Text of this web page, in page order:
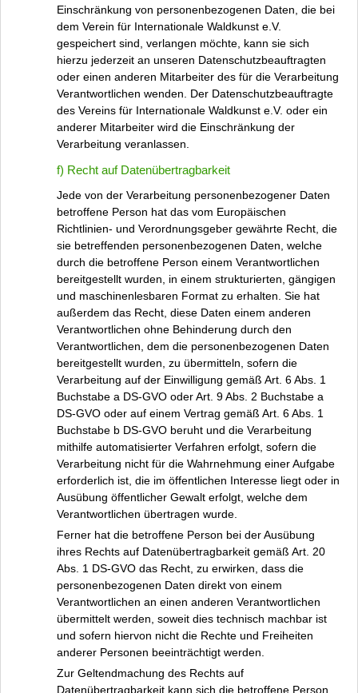
Einschränkung von personenbezogenen Daten, die bei
dem Verein für Internationale Waldkunst e.V.
gespeichert sind, verlangen möchte, kann sie sich
hierzu jederzeit an unseren Datenschutzbeauftragten
oder einen anderen Mitarbeiter des für die Verarbeitung
Verantwortlichen wenden. Der Datenschutzbeauftragte
des Vereins für Internationale Waldkunst e.V. oder ein
anderer Mitarbeiter wird die Einschränkung der
Verarbeitung veranlassen.
f) Recht auf Datenübertragbarkeit
Jede von der Verarbeitung personenbezogener Daten
betroffene Person hat das vom Europäischen
Richtlinien- und Verordnungsgeber gewährte Recht, die
sie betreffenden personenbezogenen Daten, welche
durch die betroffene Person einem Verantwortlichen
bereitgestellt wurden, in einem strukturierten, gängigen
und maschinenlesbaren Format zu erhalten. Sie hat
außerdem das Recht, diese Daten einem anderen
Verantwortlichen ohne Behinderung durch den
Verantwortlichen, dem die personenbezogenen Daten
bereitgestellt wurden, zu übermitteln, sofern die
Verarbeitung auf der Einwilligung gemäß Art. 6 Abs. 1
Buchstabe a DS-GVO oder Art. 9 Abs. 2 Buchstabe a
DS-GVO oder auf einem Vertrag gemäß Art. 6 Abs. 1
Buchstabe b DS-GVO beruht und die Verarbeitung
mithilfe automatisierter Verfahren erfolgt, sofern die
Verarbeitung nicht für die Wahrnehmung einer Aufgabe
erforderlich ist, die im öffentlichen Interesse liegt oder in
Ausübung öffentlicher Gewalt erfolgt, welche dem
Verantwortlichen übertragen wurde.
Ferner hat die betroffene Person bei der Ausübung
ihres Rechts auf Datenübertragbarkeit gemäß Art. 20
Abs. 1 DS-GVO das Recht, zu erwirken, dass die
personenbezogenen Daten direkt von einem
Verantwortlichen an einen anderen Verantwortlichen
übermittelt werden, soweit dies technisch machbar ist
und sofern hiervon nicht die Rechte und Freiheiten
anderer Personen beeinträchtigt werden.
Zur Geltendmachung des Rechts auf
Datenübertragbarkeit kann sich die betroffene Person